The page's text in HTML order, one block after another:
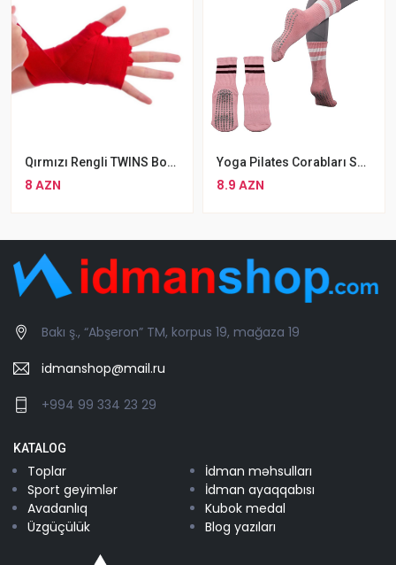
Qırmızı Rengli TWINS Boks Sarğıları 2 X Pambıq TWINS Bint Əl Üçün Qoruyucu Boks Bantları
8 AZN
Yoga Pilates Corabları Sürüşməyən Rezinli Corab Pink
8.9 AZN
Bakı ş., “Abşeron” TM, korpus 19, mağaza 19
idmanshop@mail.ru
+994 99 334 23 29
KATALOG
Toplar
İdman məhsulları
Sport geyimlər
İdman ayaqqabısı
Avadanlıq
Kubok medal
Üzgüçülük
Blog yazıları